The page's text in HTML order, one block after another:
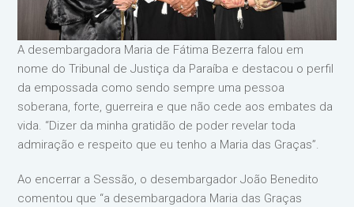
A desembargadora Maria de Fátima Bezerra falou em
nome do Tribunal de Justiça da Paraíba e destacou o perfil
da empossada como sendo sempre uma pessoa
soberana, forte, guerreira e que não cede aos embates da
vida. “Dizer da minha gratidão de poder revelar toda
admiração e respeito que eu tenho a Maria das Graças”.
Ao encerrar a Sessão, o desembargador João Benedito
comentou que “a desembargadora Maria das Graças